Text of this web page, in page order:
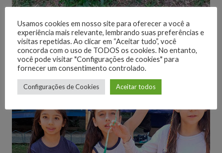
Usamos cookies em nosso site para oferecer a você a
experiência mais relevante, lembrando suas preferências e
visitas repetidas. Ao clicar em “Aceitar tudo”, você
concorda com o uso de TODOS os cookies. No entanto,
você pode visitar "Configurações de cookies" para
fornecer um consentimento controlado.
Configurações de Cookies Aceitar todos